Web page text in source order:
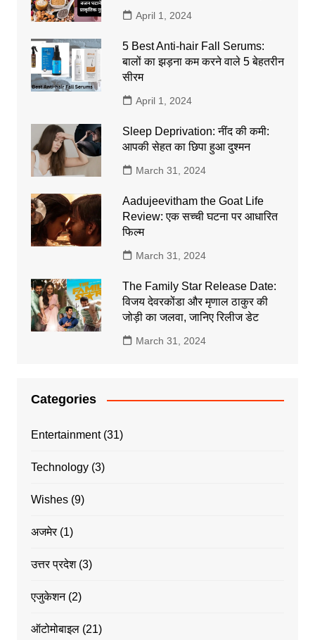
April 1, 2024
5 Best Anti-hair Fall Serums:
बालों का झड़ना कम करने वाले 5 बेहतरीन
सीरम
April 1, 2024
Sleep Deprivation: नींद की कमी:
आपकी सेहत का छिपा हुआ दुश्मन
March 31, 2024
Aadujeevitham the Goat Life
Review: एक सच्ची घटना पर आधारित
फिल्म
March 31, 2024
The Family Star Release Date:
विजय देवरकोंडा और मृणाल ठाकुर की
जोड़ी का जलवा, जानिए रिलीज डेट
March 31, 2024
Categories
Entertainment(31)
Technology(3)
Wishes(9)
अजमेर(1)
उत्तर प्रदेश(3)
एजुकेशन(2)
ऑटोमोबाइल(21)